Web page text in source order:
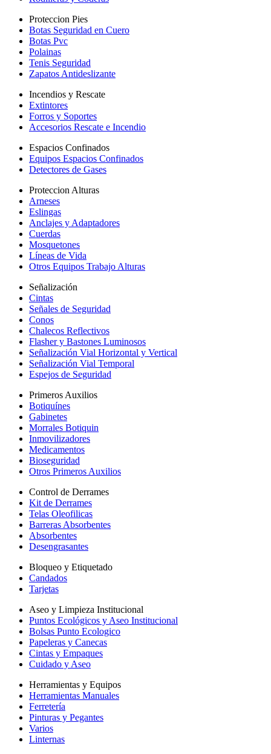
Proteccion Pies
Botas Seguridad en Cuero
Botas Pvc
Polainas
Tenis Seguridad
Zapatos Antideslizante
Incendios y Rescate
Extintores
Forros y Soportes
Accesorios Rescate e Incendio
Espacios Confinados
Equipos Espacios Confinados
Detectores de Gases
Proteccion Alturas
Arneses
Eslingas
Anclajes y Adaptadores
Cuerdas
Mosquetones
Líneas de Vida
Otros Equipos Trabajo Alturas
Señalización
Cintas
Señales de Seguridad
Conos
Chalecos Reflectivos
Flasher y Bastones Luminosos
Señalización Vial Horizontal y Vertical
Señalización Vial Temporal
Espejos de Seguridad
Primeros Auxilios
Botiquínes
Gabinetes
Morrales Botiquin
Inmovilizadores
Medicamentos
Bioseguridad
Otros Primeros Auxilios
Control de Derrames
Kit de Derrames
Telas Oleofilicas
Barreras Absorbentes
Absorbentes
Desengrasantes
Bloqueo y Etiquetado
Candados
Tarjetas
Aseo y Limpieza Institucional
Puntos Ecológicos y Aseo Institucional
Bolsas Punto Ecologico
Papeleras y Canecas
Cintas y Empaques
Cuidado y Aseo
Herramientas y Equipos
Herramientas Manuales
Ferretería
Pinturas y Pegantes
Varios
Linternas